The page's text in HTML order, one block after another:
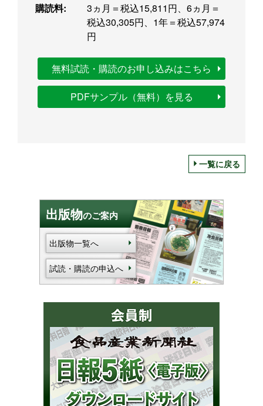
購読料:
3ヵ月＝税込15,811円、6ヵ月＝
税込30,305円、1年＝税込57,974
円
無料試読・購読のお申し込みはこちら
PDFサンプル（無料）を見る
一覧に戻る
出版物のご案内
出版物一覧へ
試読・購読の申込へ